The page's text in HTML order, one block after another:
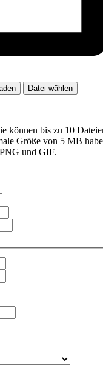
Datei wählen
können bis zu 10
Größe von 5 MB
und GIF.